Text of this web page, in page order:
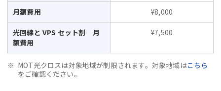
月額費用 ¥8,000
光回線と VPS セット割 月
額費用
¥7,500
MOT光クロスは対象地域が制限されます。対象地域はこちら
をご確認ください。